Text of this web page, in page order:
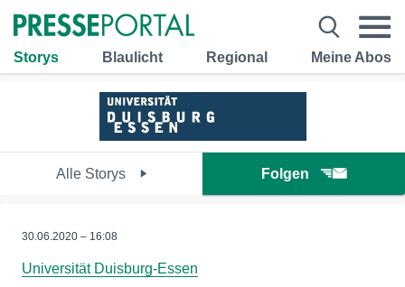
Storys Blaulicht Regional Meine Abos
Alle Storys Folgen
30.06.2020 – 16:08
Universität Duisburg-Essen